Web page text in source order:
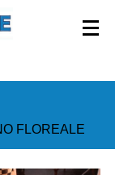
FLOREALE